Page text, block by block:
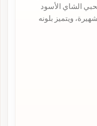
الشاي الأسود
ويتميز بلونه